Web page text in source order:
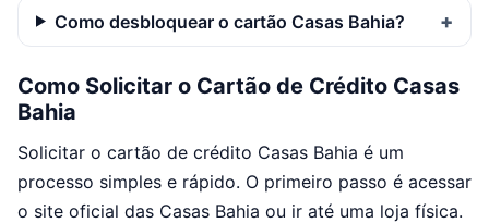
Como desbloquear o cartão Casas Bahia?
Como Solicitar o Cartão de Crédito Casas
Bahia
Solicitar o cartão de crédito Casas Bahia é um
processo simples e rápido. O primeiro passo é acessar
o site oficial das Casas Bahia ou ir até uma loja física.